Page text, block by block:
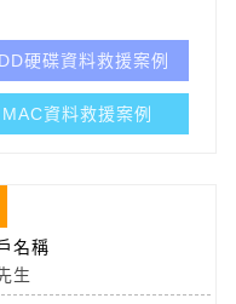
硬碟資料救援案例
MAC資料救援案例
名稱
生